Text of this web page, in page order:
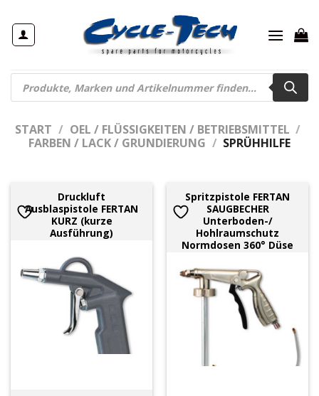
Inhalt
springen
Products
search
START / OEL / FLÜSSIGKEITEN / BETRIEBSMITTEL /
FARBEN / LACK / GRUNDIERUNG / SPRÜHHILFE
Druckluft
Ausblaspistole FERTAN
KURZ (kurze
Ausführung)
Spritzpistole FERTAN
SAUGBECHER
Unterboden-/
Hohlraumschutz
Normdosen 360° Düse